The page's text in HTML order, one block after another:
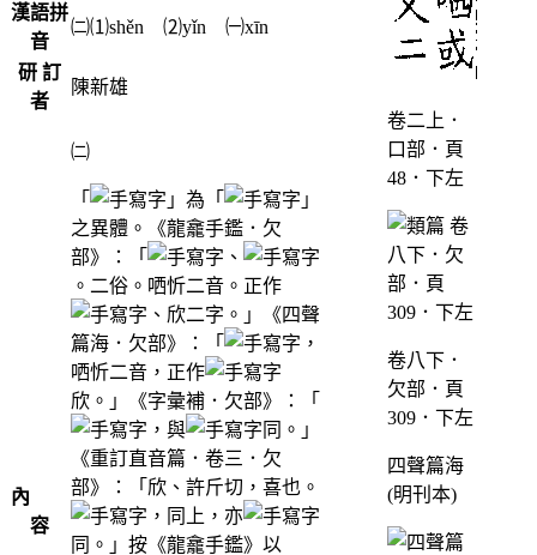
漢語拼
音
㈡⑴shěn ⑵yǐn ㈠xīn
研 訂
者
陳新雄
內
容
㈡
「 」為「
」
之異體。《龍龕手鑑．欠
部》：「
、
。二俗。哂忻二音。正作
、欣二字。」《四聲
篇海．欠部》：「
，
哂忻二音，正作
欣。」《字彙補．欠部》：「
，與
同。」
《重訂直音篇．卷三．欠
部》：「欣、許斤切，喜也。
，同上，亦
同。」按《龍龕手鑑》以
卷二上．
口部．頁
48．下左
卷八下．
欠部．頁
309．下左
四聲篇海
(明刊本)